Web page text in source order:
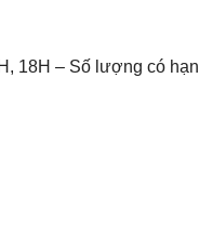
18H – Số lượng có hạn